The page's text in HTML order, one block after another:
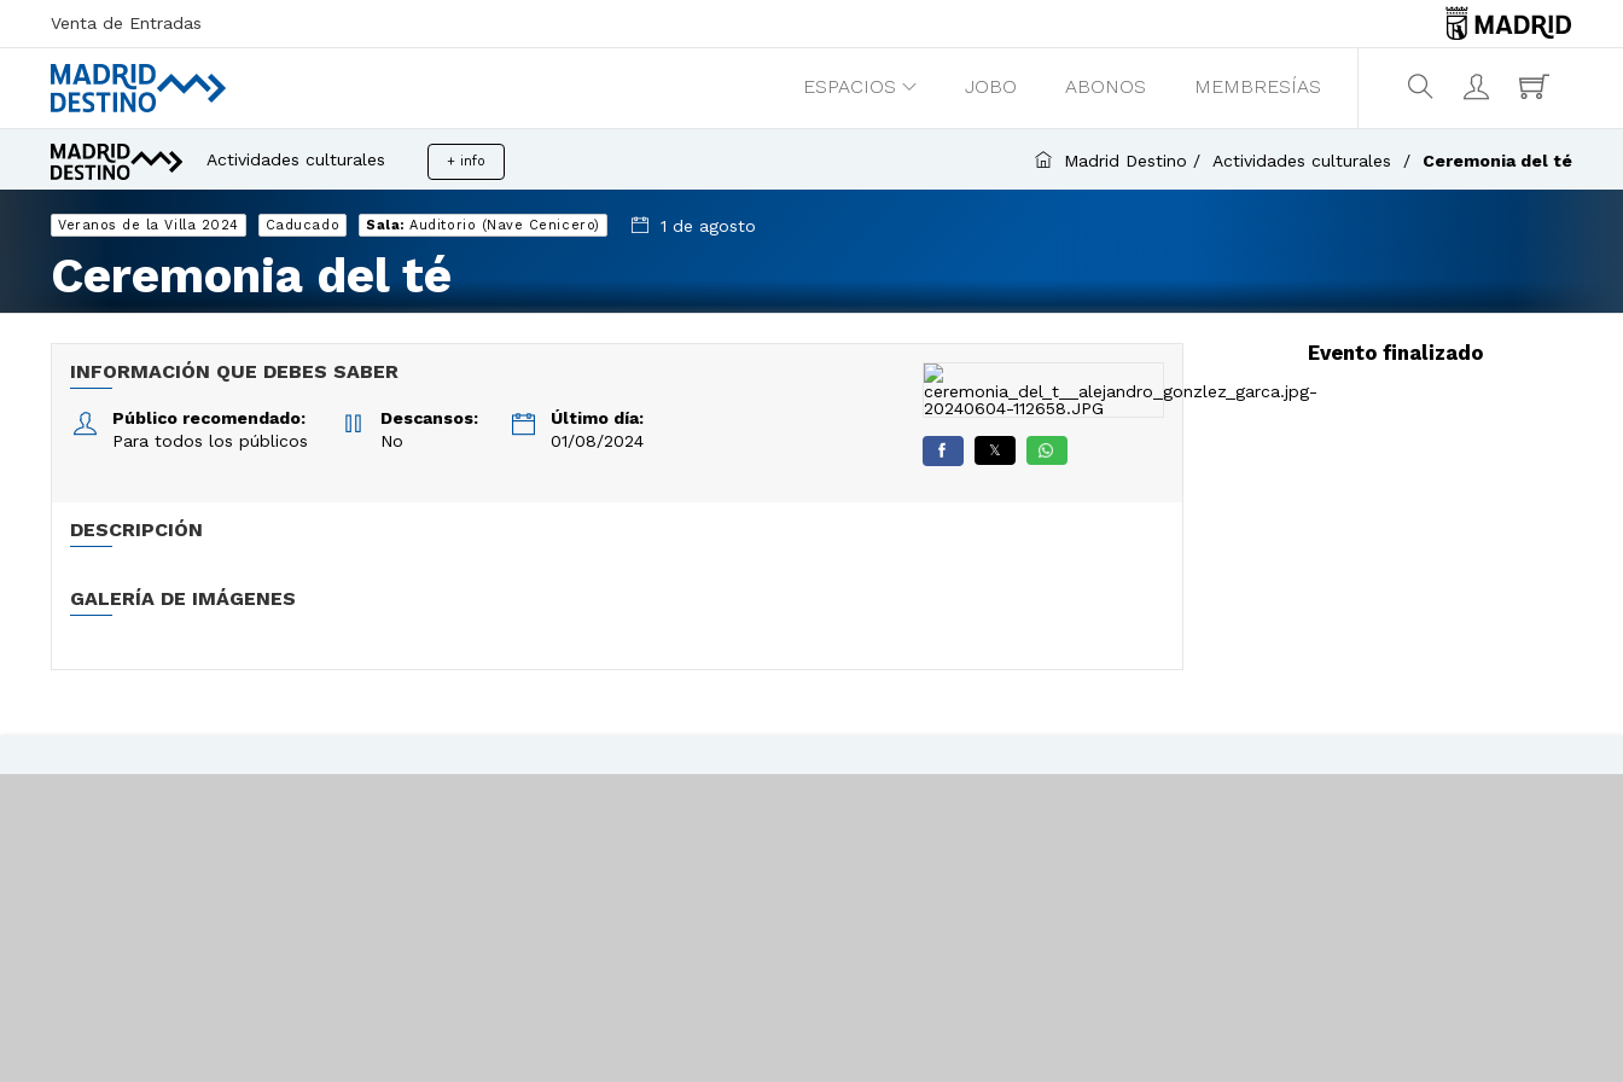
Venta de Entradas
ESPACIOS JOBO ABONOS MEMBRESÍAS ¿Qué estás buscando?
Actividades culturales + info Madrid Destino Actividades culturales Ceremonia del té
Veranos de la Villa 2024 Caducado Sala: Auditorio (Nave Cenicero) 1 de agosto
Ceremonia del té
INFORMACIÓN QUE DEBES SABER
Público recomendado:
Para todos los públicos
Descansos:
No
Último día:
01/08/2024
𝕏
DESCRIPCIÓN
GALERÍA DE IMÁGENES
Evento finalizado